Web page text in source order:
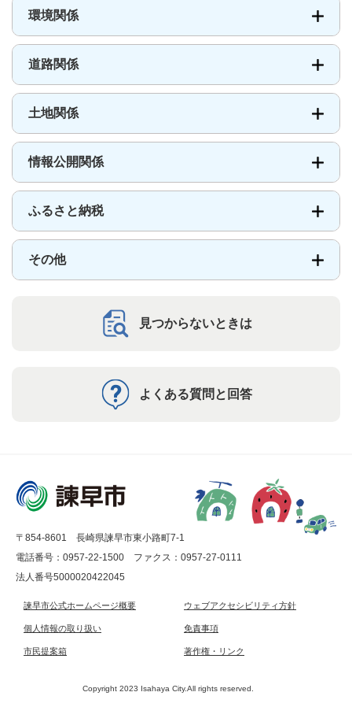
環境関係
道路関係
土地関係
情報公開関係
ふるさと納税
その他
見つからないときは
よくある質問と回答
〒854-8601 長崎県諫早市東小路町7-1
電話番号：0957-22-1500
ファクス：0957-27-0111
法人番号5000020422045
諫早市公式ホームページ概要 ウェブアクセシビリティ方針
個人情報の取り扱い 免責事項
市民提案箱 著作権・リンク
Copyright 2023 Isahaya City.All rights reserved.